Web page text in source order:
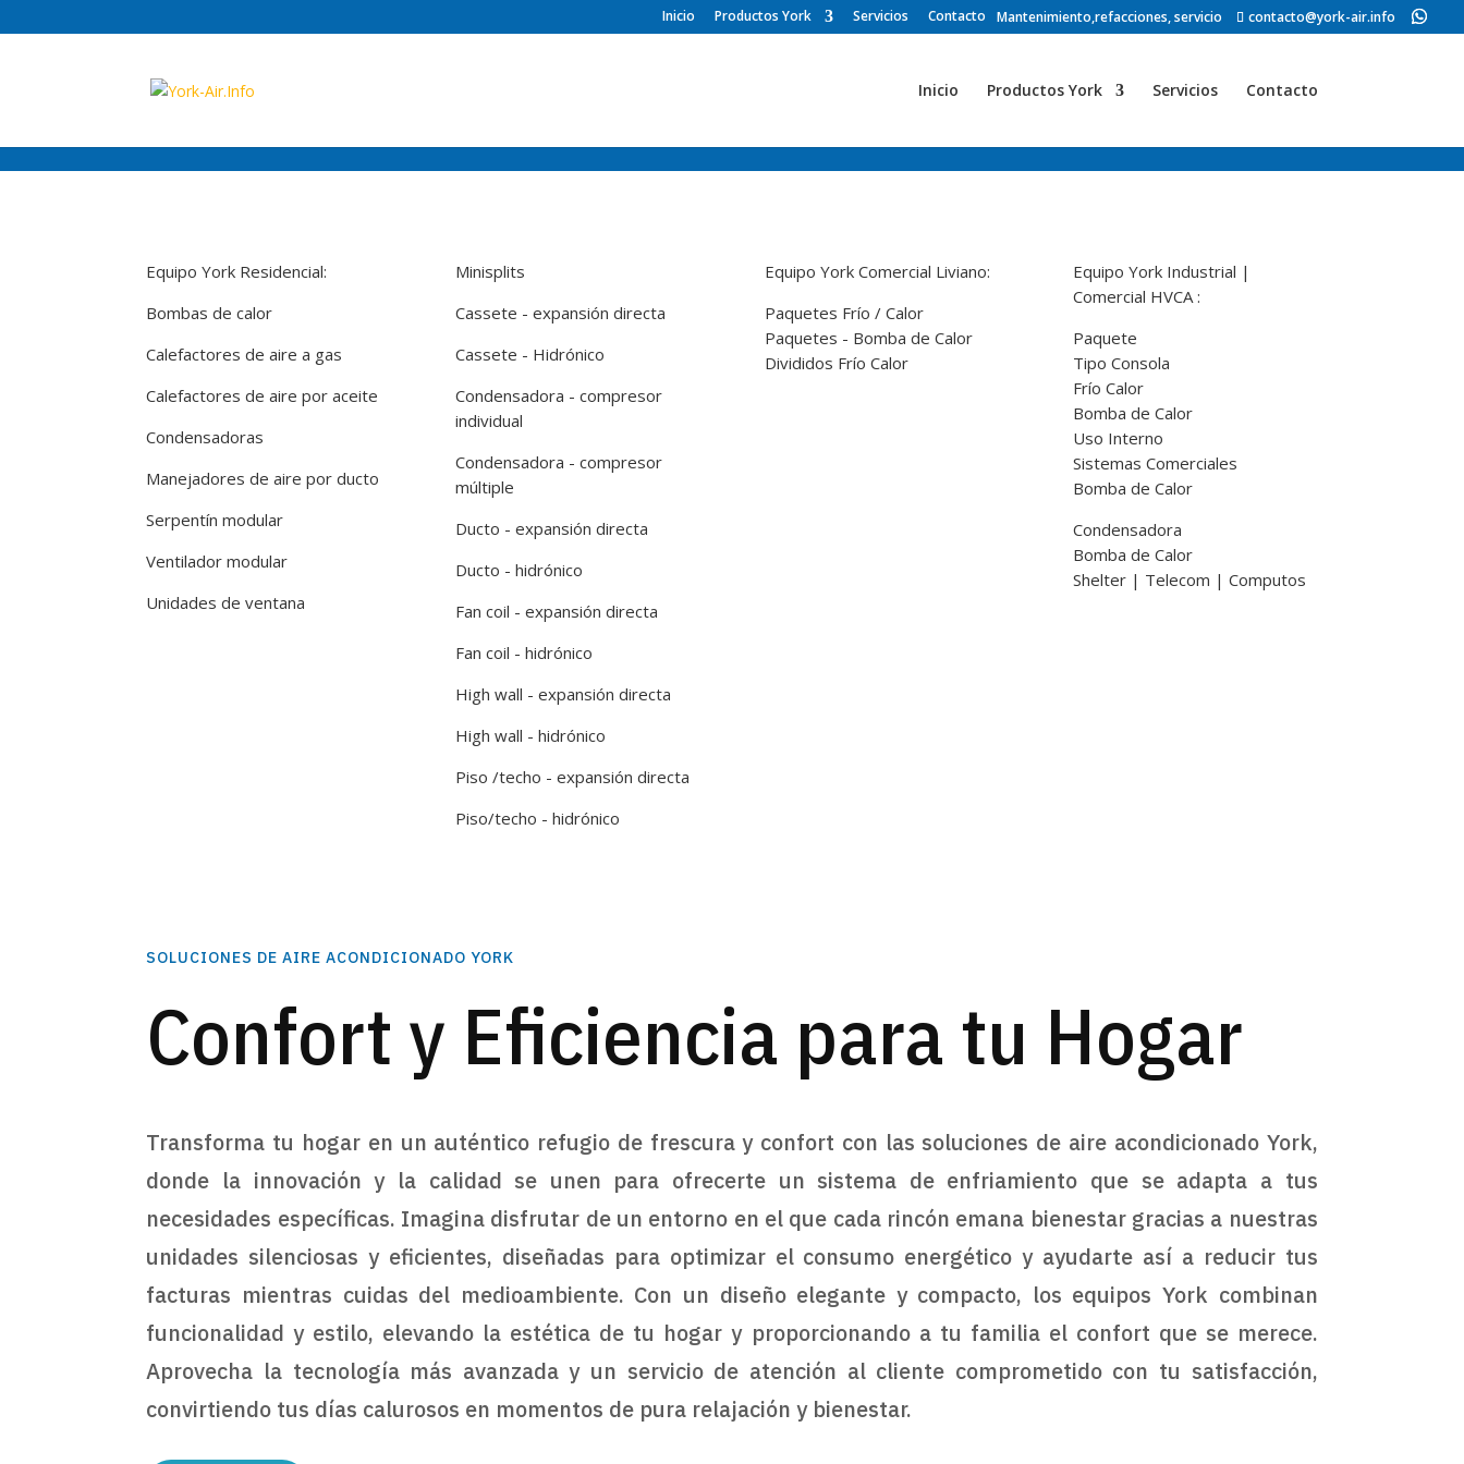
google.com, pub-8846286020155108, DIRECT, f08c47fec0942fa0 Mantenimiento,refacciones, servicio contacto@york-air.info
Inicio Productos York Servicios Contacto
Inicio Productos York Servicios Contacto
Equipo York Residencial:
Bombas de calor
Calefactores de aire a gas
Calefactores de aire por aceite
Condensadoras
Manejadores de aire por ducto
Serpentín modular
Ventilador modular
Unidades de ventana
Minisplits
Cassete - expansión directa
Cassete - Hidrónico
Condensadora - compresor
individual
Condensadora - compresor
múltiple
Ducto - expansión directa
Ducto - hidrónico
Fan coil - expansión directa
Fan coil - hidrónico
High wall - expansión directa
High wall - hidrónico
Piso /techo - expansión directa
Piso/techo - hidrónico
Equipo York Comercial Liviano:
Paquetes Frío / Calor
Paquetes - Bomba de Calor
Divididos Frío Calor
Equipo York Industrial |
Comercial HVCA :
Paquete
Tipo Consola
Frío Calor
Bomba de Calor
Uso Interno
Sistemas Comerciales​
Bomba de Calor
Condensadora
Bomba de Calor
Shelter | Telecom | Computos
SOLUCIONES DE AIRE ACONDICIONADO YORK
Confort y Eficiencia para tu Hogar
Transforma tu hogar en un auténtico refugio de frescura y confort con las soluciones de aire acondicionado York,
donde la innovación y la calidad se unen para ofrecerte un sistema de enfriamiento que se adapta a tus
necesidades específicas. Imagina disfrutar de un entorno en el que cada rincón emana bienestar gracias a nuestras
unidades silenciosas y eficientes, diseñadas para optimizar el consumo energético y ayudarte así a reducir tus
facturas mientras cuidas del medioambiente. Con un diseño elegante y compacto, los equipos York combinan
funcionalidad y estilo, elevando la estética de tu hogar y proporcionando a tu familia el confort que se merece.
Aprovecha la tecnología más avanzada y un servicio de atención al cliente comprometido con tu satisfacción,
convirtiendo tus días calurosos en momentos de pura relajación y bienestar.